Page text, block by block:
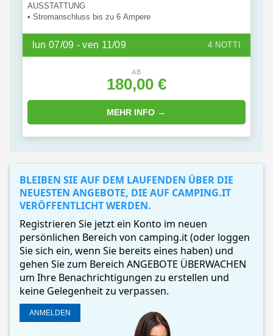
AUSSTATTUNG
• Stromanschluss bis zu 6 Ampere
lun 07/09 - ven 11/09 4 NOTTI
AB
180,00 €
MEHR INFO →
BLEIBEN SIE AUF DEM LAUFENDEN ÜBER DIE
NEUESTEN ANGEBOTE, DIE AUF CAMPING.IT
VERÖFFENTLICHT WERDEN.
Registrieren Sie jetzt ein Konto im neuen
persönlichen Bereich von camping.it (oder loggen
Sie sich ein, wenn Sie bereits eines haben) und
gehen Sie zum Bereich ANGEBOTE ÜBERWACHEN
um Ihre Benachrichtigungen zu erstellen und
keine Gelegenheit zu verpassen.
ANMELDEN